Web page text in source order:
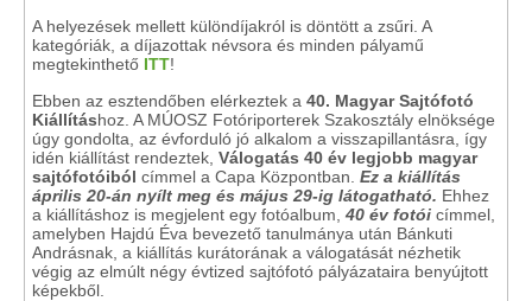
A helyezések mellett különdíjakról is döntött a zsűri. A
kategóriák, a díjazottak névsora és minden pályamű
megtekinthető ITT!
Ebben az esztendőben elérkeztek a 40. Magyar Sajtófotó
Kiállításhoz. A MÚOSZ Fotóriporterek Szakosztály elnöksége
úgy gondolta, az évforduló jó alkalom a visszapillantásra, így
idén kiállítást rendeztek, Válogatás 40 év legjobb magyar
sajtófotóiból címmel a Capa Központban. Ez a kiállítás
április 20-án nyílt meg és május 29-ig látogatható. Ehhez
a kiállításhoz is megjelent egy fotóalbum, 40 év fotói címmel,
amelyben Hajdú Éva bevezető tanulmánya után Bánkuti
Andrásnak, a kiállítás kurátorának a válogatását nézhetik
végig az elmúlt négy évtized sajtófotó pályázataira benyújtott
képekből.